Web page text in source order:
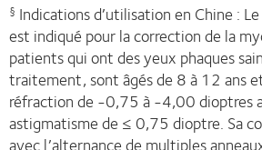
§ Indications d’utilisation en Chine :
est indiqué pour la correction de la
patients qui ont des yeux phaques
traitement, sont âgés de 8 à 12 ans
réfraction de -0,75 à -4,00 dioptres
astigmatisme de ≤ 0,75 dioptre. Sa
avec l’alternance de multiples